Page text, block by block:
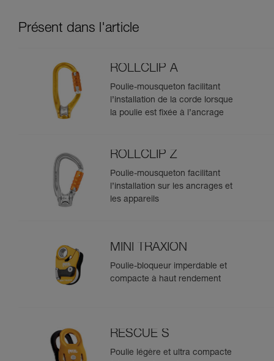
Présent dans l'article
ROLLCLIP A
Poulie-mousqueton facilitant
l’installation de la corde lorsque
la poulie est fixée à l’ancrage
ROLLCLIP Z
Poulie-mousqueton facilitant
l’installation sur les ancrages et
les appareils
MINI TRAXION
Poulie-bloqueur imperdable et
compacte à haut rendement
RESCUE S
Poulie légère et ultra compacte